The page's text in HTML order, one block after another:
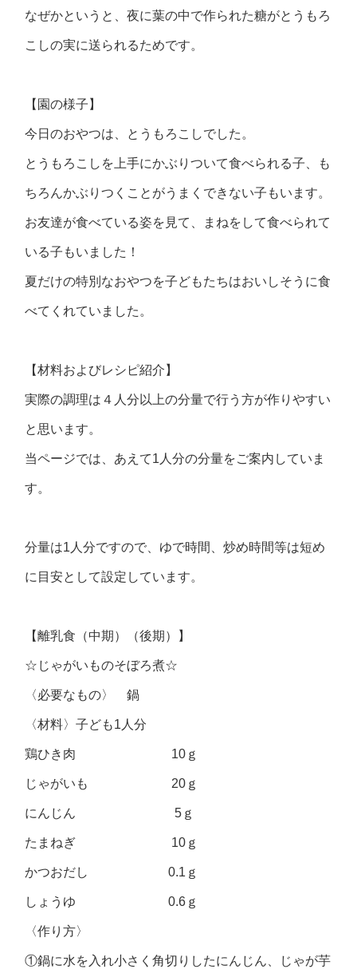
なぜかというと、夜に葉の中で作られた糖がとうもろ
こしの実に送られるためです。
【園の様子】
今日のおやつは、とうもろこしでした。
とうもろこしを上手にかぶりついて食べられる子、も
ちろんかぶりつくことがうまくできない子もいます。
お友達が食べている姿を見て、まねをして食べられて
いる子もいました！
夏だけの特別なおやつを子どもたちはおいしそうに食
べてくれていました。
【材料およびレシピ紹介】
実際の調理は４人分以上の分量で行う方が作りやすい
と思います。
当ページでは、あえて1人分の分量をご案内していま
す。
分量は1人分ですので、ゆで時間、炒め時間等は短め
に目安として設定しています。
【離乳食（中期）（後期）】
☆じゃがいものそぼろ煮☆
〈必要なもの〉 鍋
〈材料〉子ども1人分
鶏ひき肉 10ｇ
じゃがいも 20ｇ
にんじん 5ｇ
たまねぎ 10ｇ
かつおだし 0.1ｇ
しょうゆ 0.6ｇ
〈作り方〉
①鍋に水を入れ小さく角切りしたにんじん、じゃが芋